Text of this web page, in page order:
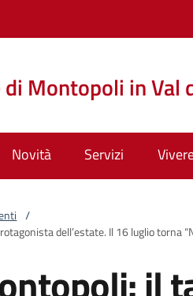
di Montopoli in Val
Novità Servizi
/
dell’estate. Il 16 luglio torna